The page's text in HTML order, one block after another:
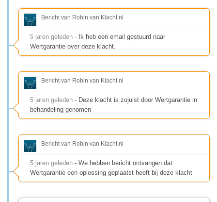
Bericht van Robin van Klacht.nl
5 jaren geleden - Ik heb een email gestuurd naar
Wertgarantie over deze klacht.
Bericht van Robin van Klacht.nl
5 jaren geleden - Deze klacht is zojuist door Wertgarantie in
behandeling genomen
Bericht van Robin van Klacht.nl
5 jaren geleden - We hebben bericht ontvangen dat
Wertgarantie een oplossing geplaatst heeft bij deze klacht